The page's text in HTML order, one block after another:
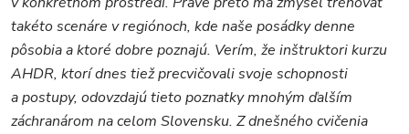
takéto scenáre v regiónoch, kde naše posádky denne
pôsobia a ktoré dobre poznajú. Verím, že inštruktori kurzu
AHDR, ktorí dnes tiež precvičovali svoje schopnosti
a postupy, odovzdajú tieto poznatky mnohým ďalším
záchranárom na celom Slovensku. Z dnešného cvičenia